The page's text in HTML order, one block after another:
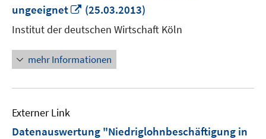
ungeeignet
In
neuem
Fenster
öffnen
(25.03.2013)
Institut der deutschen Wirtschaft Köln
mehr Informationen
Externer Link
Datenauswertung "Niedriglohnbeschäftigung in